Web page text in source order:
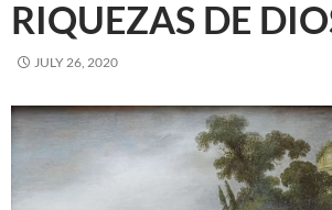
RIQUEZAS DE
JULY 26, 2020